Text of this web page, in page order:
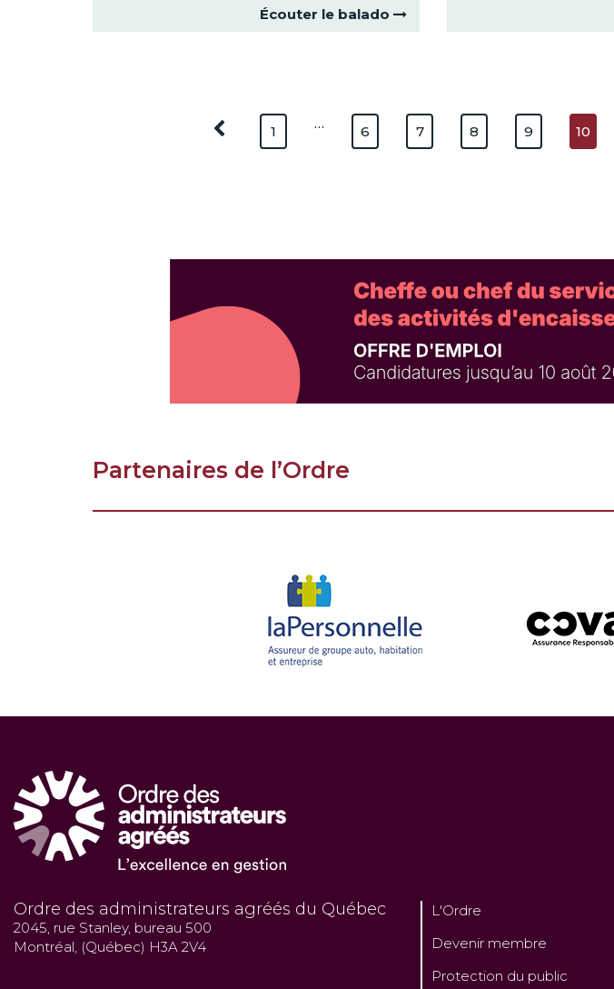
Écouter le balado
1 … 6 7 8 9 10
Partenaires de l’Ordre
Ordre des administrateurs agréés du Québec
2045, rue Stanley, bureau 500
Montréal, (Québec) H3A 2V4
L'Ordre
Devenir membre
Protection du public